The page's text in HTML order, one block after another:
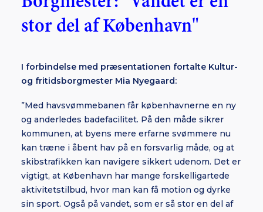
stor del af København"
I forbindelse med præsentationen fortalte Kultur-
og fritidsborgmester Mia Nyegaard:
”Med havsvømmebanen får københavnerne en ny
og anderledes badefacilitet. På den måde sikrer
kommunen, at byens mere erfarne svømmere nu
kan træne i åbent hav på en forsvarlig måde, og at
skibstrafikken kan navigere sikkert udenom. Det er
vigtigt, at København har mange forskelligartede
aktivitetstilbud, hvor man kan få motion og dyrke
sin sport. Også på vandet, som er så stor en del af